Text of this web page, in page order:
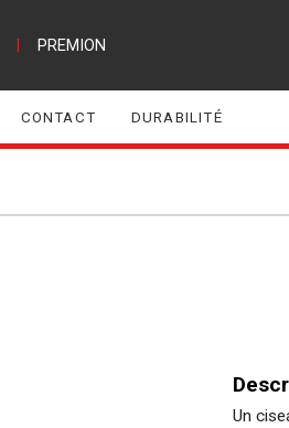
PREMION
CONTACT DURABILITÉ
Un